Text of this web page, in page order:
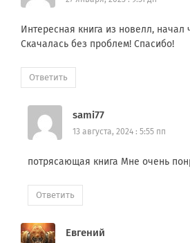
Интересная книга из новелл, начал
Скачалась без проблем! Спасибо!
Ответить
sami77
13 августа, 2024 : 5:55 пп
потрясающая книга Мне очень
Ответить
Евгений